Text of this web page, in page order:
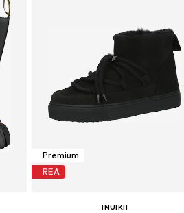
Premium
REA
INUIKII